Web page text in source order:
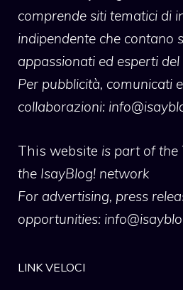
comprende siti tematici di
indipendente che contano
appassionati ed esperti del
Per pubblicità, comunicati e
collaborazioni:
This website is part of the
the IsayBlog! network
For advertising, press
opportunities:
LINK VELOCI